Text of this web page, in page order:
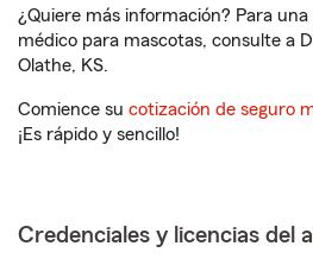
¿Quiere más información? Para
médico para mascotas, consulte a
Olathe, KS.
Comience su cotización de seguro
¡Es rápido y sencillo!
Credenciales y licencias del